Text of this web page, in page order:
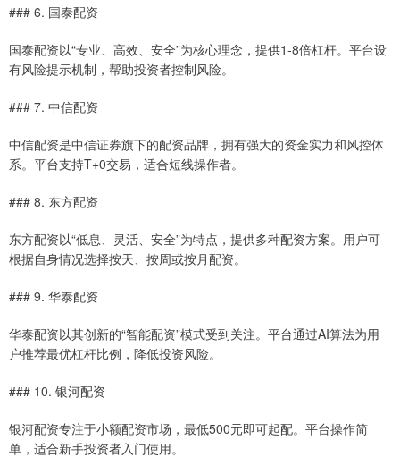
### 6. 国泰配资
国泰配资以“专业、高效、安全”为核心理念，提供1-8倍杠杆。平台设
有风险提示机制，帮助投资者控制风险。
### 7. 中信配资
中信配资是中信证券旗下的配资品牌，拥有强大的资金实力和风控体
系。平台支持T+0交易，适合短线操作者。
### 8. 东方配资
东方配资以“低息、灵活、安全”为特点，提供多种配资方案。用户可
根据自身情况选择按天、按周或按月配资。
### 9. 华泰配资
华泰配资以其创新的“智能配资”模式受到关注。平台通过AI算法为用
户推荐最优杠杆比例，降低投资风险。
### 10. 银河配资
银河配资专注于小额配资市场，最低500元即可起配。平台操作简
单，适合新手投资者入门使用。